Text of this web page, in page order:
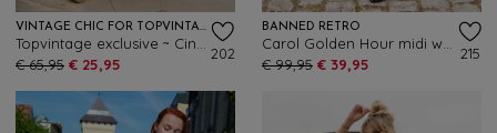
VINTAGE CHIC FOR TOPVINTAGE
€ 65,95 € 25,95
202
BANNED RETRO
€ 99,95 € 39,95
215